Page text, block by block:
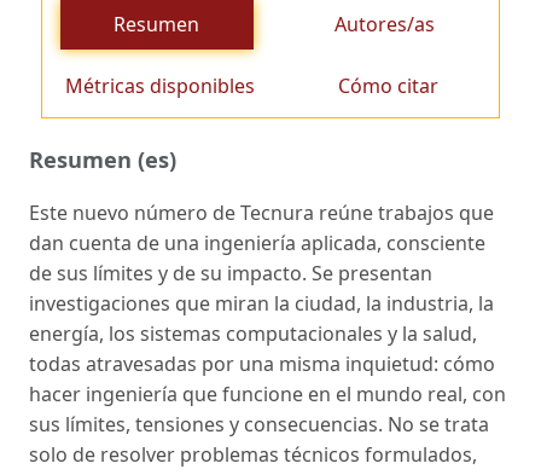
Resumen Autores/as
Métricas disponibles Cómo citar
Resumen (es)
Este nuevo número de Tecnura reúne trabajos que
dan cuenta de una ingeniería aplicada, consciente
de sus límites y de su impacto. Se presentan
investigaciones que miran la ciudad, la industria, la
energía, los sistemas computacionales y la salud,
todas atravesadas por una misma inquietud: cómo
hacer ingeniería que funcione en el mundo real, con
sus límites, tensiones y consecuencias. No se trata
solo de resolver problemas técnicos formulados,